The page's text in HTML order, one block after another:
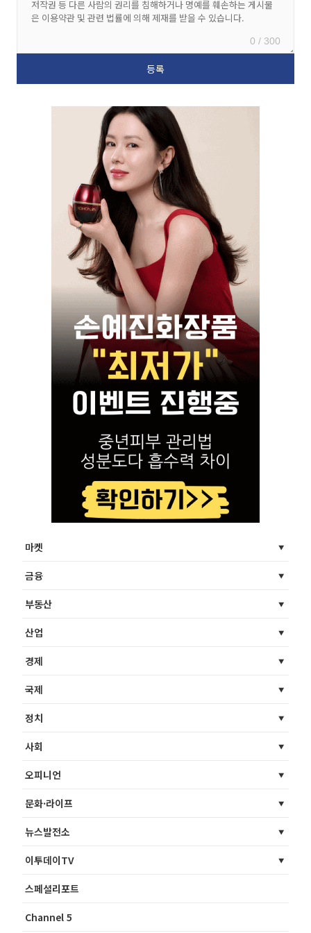
0 / 300
마켓
금융
부동산
산업
경제
국제
정치
사회
오피니언
문화·라이프
뉴스발전소
이투데이TV
스페셜리포트
Channel 5